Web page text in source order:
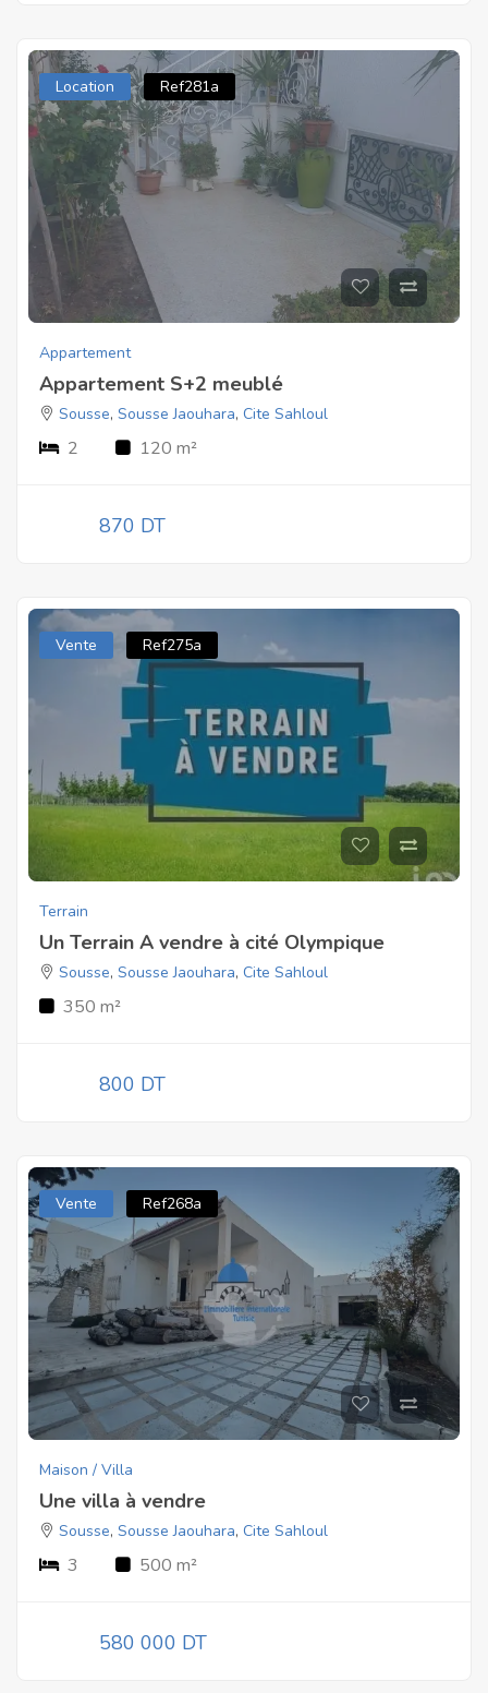
Location Ref281a
Appartement
Appartement S+2 meublé
Sousse, Sousse Jaouhara, Cite Sahloul
2 120 m²
870 DT
Vente Ref275a
Terrain
Un Terrain A vendre à cité Olympique
Sousse, Sousse Jaouhara, Cite Sahloul
350 m²
800 DT
Vente Ref268a
Maison / Villa
Une villa à vendre
Sousse, Sousse Jaouhara, Cite Sahloul
3 500 m²
580 000 DT